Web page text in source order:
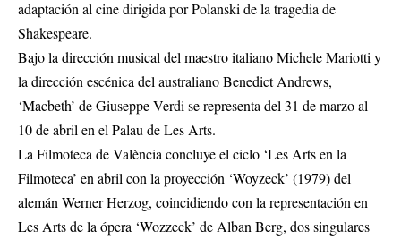
adaptación al cine dirigida por Polanski de la tragedia de
Shakespeare.
Bajo la dirección musical del maestro italiano Michele Mariotti y
la dirección escénica del australiano Benedict Andrews,
‘Macbeth’ de Giuseppe Verdi se representa del 31 de marzo al
10 de abril en el Palau de Les Arts.
La Filmoteca de València concluye el ciclo ‘Les Arts en la
Filmoteca’ en abril con la proyección ‘Woyzeck’ (1979) del
alemán Werner Herzog, coincidiendo con la representación en
Les Arts de la ópera ‘Wozzeck’ de Alban Berg, dos singulares